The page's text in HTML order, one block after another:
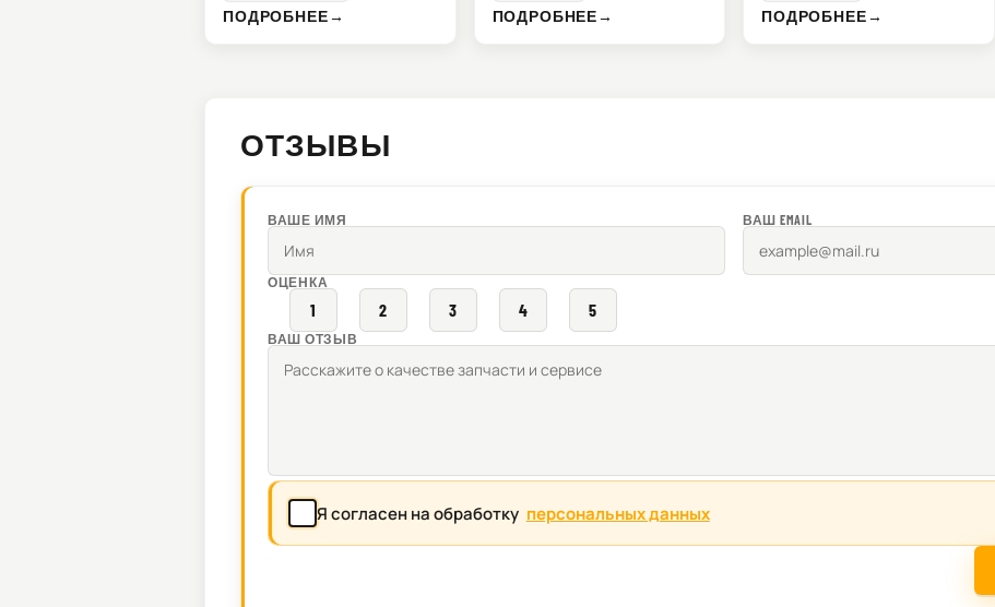
ПОДРОБНЕЕ→
ПОДРОБНЕЕ→
ПОДРОБНЕЕ→
ОТЗЫВЫ
ВАШЕ ИМЯ ВАШ EMAIL
ОЦЕНКА
1 2 3 4 5
ВАШ ОТЗЫВ
Я согласен на обработку персональных данных